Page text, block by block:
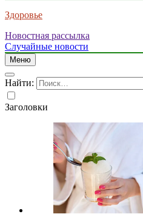
Здоровье
Новостная рассылка
Случайные новости
Меню
Найти:
Заголовки